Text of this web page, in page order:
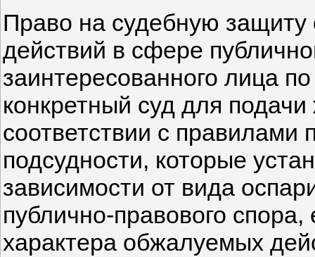
Право на судебную
действий в сфере
заинтересованного лица
конкретный суд для
соответствии с правилами
подсудности, которые
зависимости от вида
публично-правового спора,
характера обжалуемых